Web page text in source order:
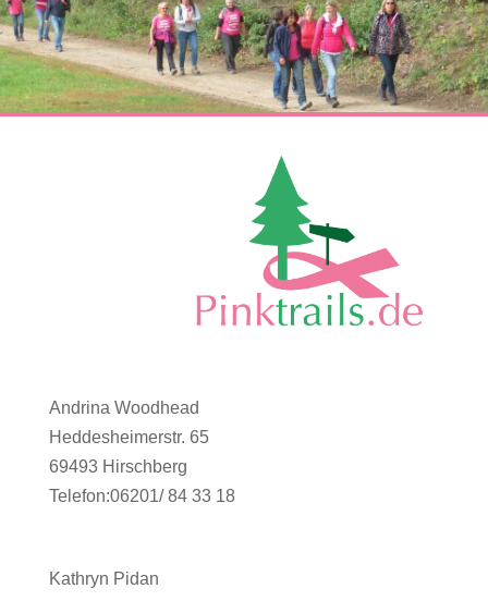
Andrina Woodhead
Heddesheimerstr. 65
69493 Hirschberg
Telefon:06201/ 84 33 18
Kathryn Pidan